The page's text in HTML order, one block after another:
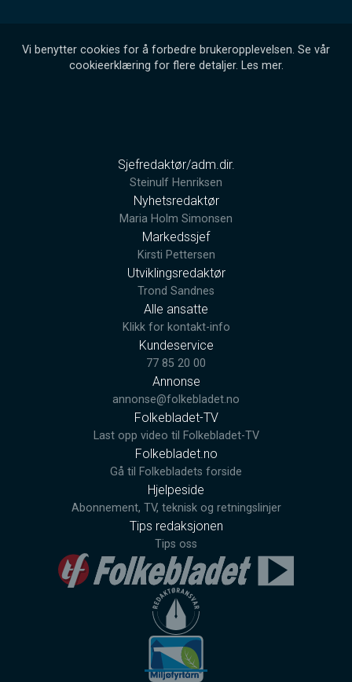
Vi benytter cookies for å forbedre brukeropplevelsen. Se vår
cookieerklæring for flere detaljer. Les mer.
Sjefredaktør/adm.dir.
Steinulf Henriksen
Nyhetsredaktør
Maria Holm Simonsen
Markedssjef
Kirsti Pettersen
Utviklingsredaktør
Trond Sandnes
Alle ansatte
Klikk for kontakt-info
Kundeservice
77 85 20 00
Annonse
annonse@folkebladet.no
Folkebladet-TV
Last opp video til Folkebladet-TV
Folkebladet.no
Gå til Folkebladets forside
Hjelpeside
Abonnement, TV, teknisk og retningslinjer
Tips redaksjonen
Tips oss